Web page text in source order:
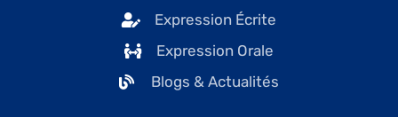
Expression Écrite
Expression Orale
Blogs & Actualités